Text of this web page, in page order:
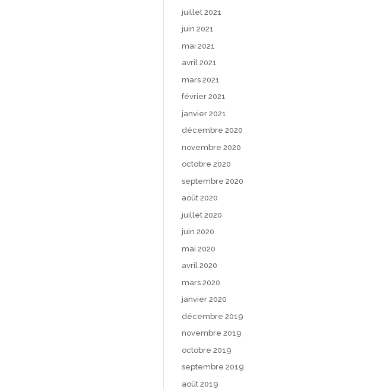
juillet 2021
juin 2021
mai 2021
avril 2021
mars 2021
février 2021
janvier 2021
décembre 2020
novembre 2020
octobre 2020
septembre 2020
août 2020
juillet 2020
juin 2020
mai 2020
avril 2020
mars 2020
janvier 2020
décembre 2019
novembre 2019
octobre 2019
septembre 2019
août 2019